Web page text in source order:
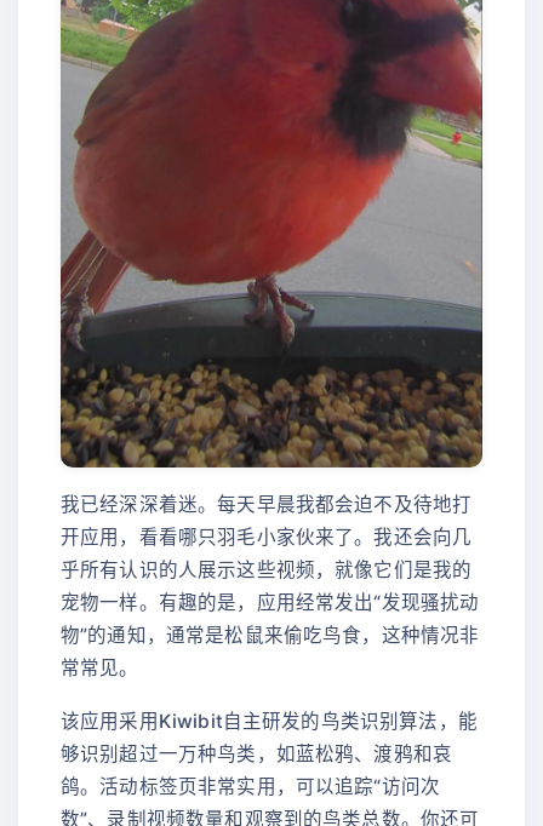
我已经深深着迷。每天早晨我都会迫不及待地打
开应用，看看哪只羽毛小家伙来了。我还会向几
乎所有认识的人展示这些视频，就像它们是我的
宠物一样。有趣的是，应用经常发出“发现骚扰动
物”的通知，通常是松鼠来偷吃鸟食，这种情况非
常常见。
该应用采用Kiwibit自主研发的鸟类识别算法，能
够识别超过一万种鸟类，如蓝松鸦、渡鸦和哀
鸽。活动标签页非常实用，可以追踪“访问次
数”、录制视频数量和观察到的鸟类总数。你还可